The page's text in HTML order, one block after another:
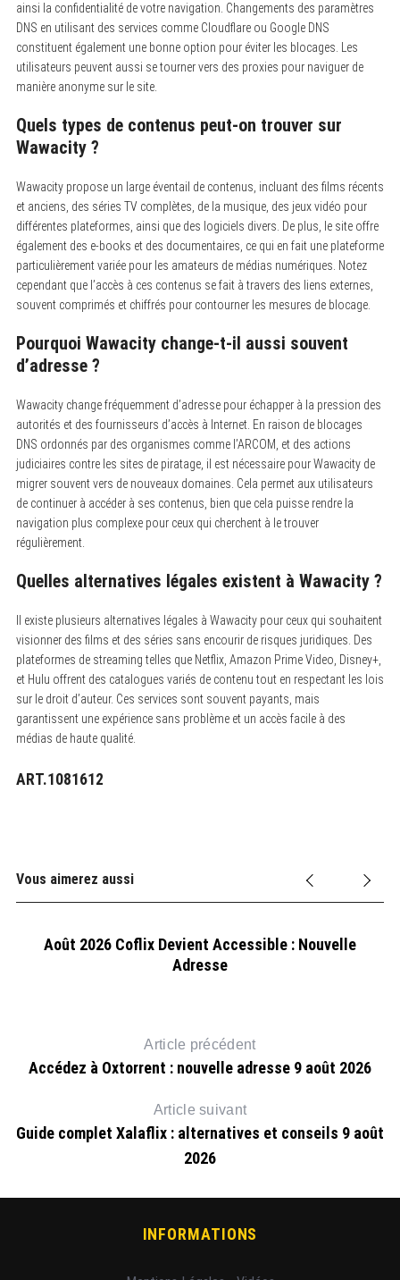
ainsi la confidentialité de votre navigation. Changements des paramètres
DNS en utilisant des services comme Cloudflare ou Google DNS
constituent également une bonne option pour éviter les blocages. Les
utilisateurs peuvent aussi se tourner vers des proxies pour naviguer de
manière anonyme sur le site.
Quels types de contenus peut-on trouver sur
Wawacity ?
Wawacity propose un large éventail de contenus, incluant des films récents
et anciens, des séries TV complètes, de la musique, des jeux vidéo pour
différentes plateformes, ainsi que des logiciels divers. De plus, le site offre
également des e-books et des documentaires, ce qui en fait une plateforme
particulièrement variée pour les amateurs de médias numériques. Notez
cependant que l’accès à ces contenus se fait à travers des liens externes,
souvent comprimés et chiffrés pour contourner les mesures de blocage.
Pourquoi Wawacity change-t-il aussi souvent
d’adresse ?
Wawacity change fréquemment d’adresse pour échapper à la pression des
autorités et des fournisseurs d’accès à Internet. En raison de blocages
DNS ordonnés par des organismes comme l’ARCOM, et des actions
judiciaires contre les sites de piratage, il est nécessaire pour Wawacity de
migrer souvent vers de nouveaux domaines. Cela permet aux utilisateurs
de continuer à accéder à ses contenus, bien que cela puisse rendre la
navigation plus complexe pour ceux qui cherchent à le trouver
régulièrement.
Quelles alternatives légales existent à Wawacity ?
Il existe plusieurs alternatives légales à Wawacity pour ceux qui souhaitent
visionner des films et des séries sans encourir de risques juridiques. Des
plateformes de streaming telles que Netflix, Amazon Prime Video, Disney+,
et Hulu offrent des catalogues variés de contenu tout en respectant les lois
sur le droit d’auteur. Ces services sont souvent payants, mais
garantissent une expérience sans problème et un accès facile à des
médias de haute qualité.
ART.1081612
Vous aimerez aussi
Août 2026 Coflix Devient Accessible : Nouvelle
Adresse
Article précédent
Accédez à Oxtorrent : nouvelle adresse 9 août 2026
Article suivant
Guide complet Xalaflix : alternatives et conseils 9 août
2026
INFORMATIONS